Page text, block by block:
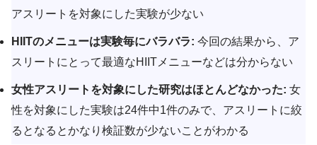
アスリートを対象にした実験が少ない
HIITのメニューは実験毎にバラバラ: 今回の結果から、ア
スリートにとって最適なHIITメニューなどは分からない
女性アスリートを対象にした研究はほとんどなかった: 女
性を対象にした実験は24件中1件のみで、アスリートに絞
るとなるとかなり検証数が少ないことがわかる